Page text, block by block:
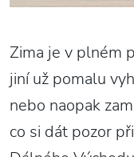
Zima je v plném
jiní už pomalu
nebo naopak
co si dát pozor